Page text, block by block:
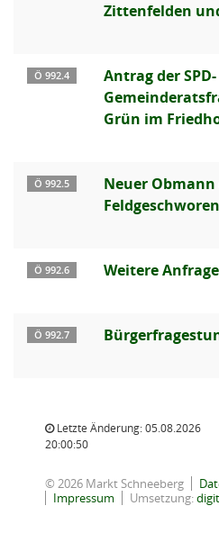
Zittenfelden
Ö 992.4
Antrag der SPD-
Grün im
Ö 992.5
Neuer Obmann
Ö 992.6 Weitere
Ö 992.7
Letzte Änderung: 05.08.2026
20:00:50
© 2026 Markt Schneeberg
Impressum
Umsetzung: